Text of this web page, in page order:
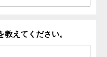
教えてください。